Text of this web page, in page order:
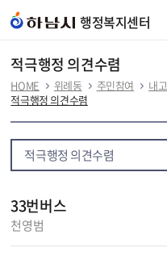
행정복지센터
적극행정 의견수렴
HOME 위례동 주민참여
내
적극행정 의견수렴
적극행정 의견수렴
33번버스
천영범